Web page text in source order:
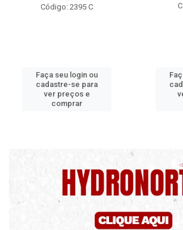
Código: 2314
Faça seu login ou
cadastre-se para
ver preços e